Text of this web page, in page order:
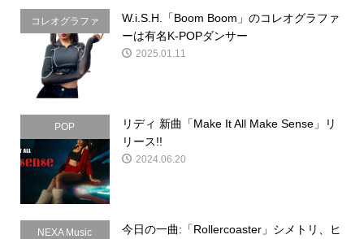
コレオグラファ
ー
W.i.S.H.「Boom Boom」のコレオグラファ
ーは有名K-POPダンサー
2025.01.11
POP
リディ 新曲「Make It All Make Sense」リ
リース!!
2024.06.20
NEXA Music
今日の一曲:「Rollercoaster」シメトリ、ヒ